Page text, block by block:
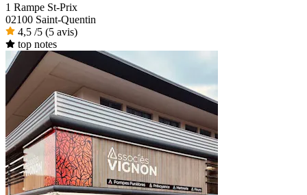
1 Rampe St-Prix
02100 Saint-Quentin
4,5 /5 (5 avis)
top notes